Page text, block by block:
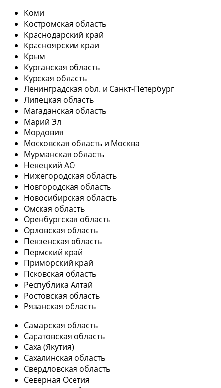
Коми
Костромская область
Краснодарский край
Красноярский край
Крым
Курганская область
Курская область
Ленинградская обл. и Санкт-Петербург
Липецкая область
Магаданская область
Марий Эл
Мордовия
Московская область и Москва
Мурманская область
Ненецкий АО
Нижегородская область
Новгородская область
Новосибирская область
Омская область
Оренбургская область
Орловская область
Пензенская область
Пермский край
Приморский край
Псковская область
Республика Алтай
Ростовская область
Рязанская область
Самарская область
Саратовская область
Саха (Якутия)
Сахалинская область
Свердловская область
Северная Осетия